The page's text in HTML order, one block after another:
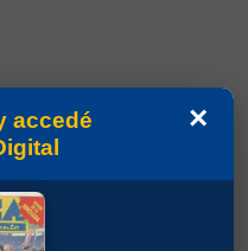
×
accedé